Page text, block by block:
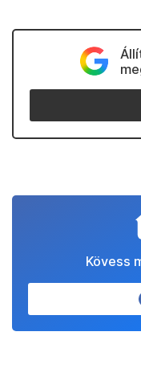
Kövess